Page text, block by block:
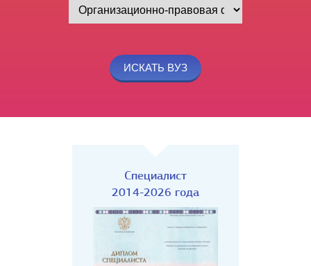
Специалист
2014-2026 года